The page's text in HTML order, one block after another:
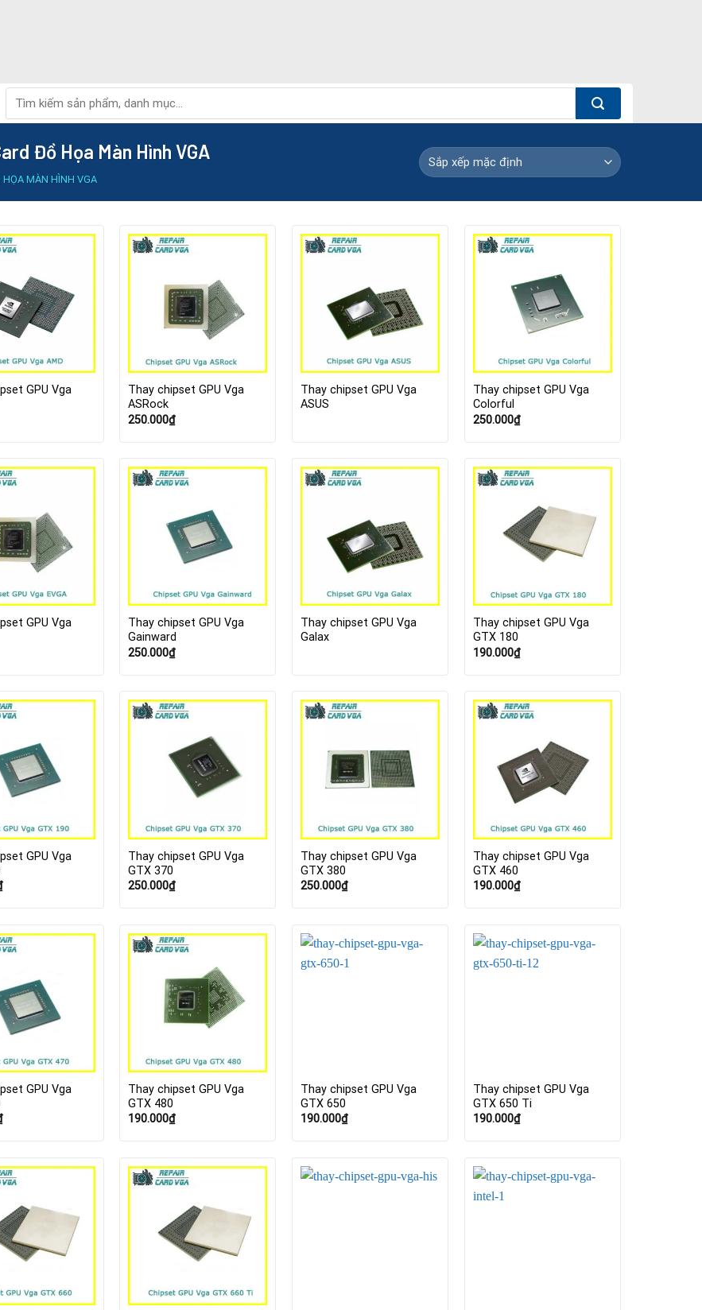
kiếm:
Đồ Họa Màn Hình VGA
HỌA MÀN HÌNH VGA
GPU Vga
Thay chipset GPU Vga
ASRock
250.000₫
Thay chipset GPU Vga
ASUS
Thay chipset GPU Vga
Colorful
250.000₫
GPU Vga
Thay chipset GPU Vga
Gainward
250.000₫
Thay chipset GPU Vga
Galax
Thay chipset GPU Vga
GTX 180
190.000₫
GPU Vga
Thay chipset GPU Vga
GTX 370
250.000₫
Thay chipset GPU Vga
GTX 380
250.000₫
Thay chipset GPU Vga
GTX 460
190.000₫
GPU Vga
Thay chipset GPU Vga
GTX 480
190.000₫
Thay chipset GPU Vga
GTX 650
190.000₫
Thay chipset GPU Vga
GTX 650 Ti
190.000₫